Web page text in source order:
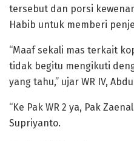
tersebut dan porsi
Habib untuk memberi
“Maaf sekali mas terkait
tidak begitu mengikuti
yang tahu,” ujar WR IV,
“Ke Pak WR 2 ya, Pak
Supriyanto.